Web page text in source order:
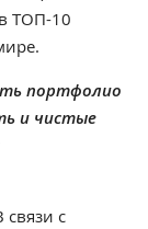
ТОП-10
портфолио
и чистые
с